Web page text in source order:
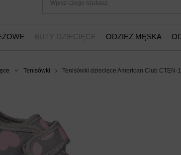
BUTY DZIECIĘCE ODZIEŻ MĘSKA
Tenisówki Tenisówki dziecięce American Club CTEN-